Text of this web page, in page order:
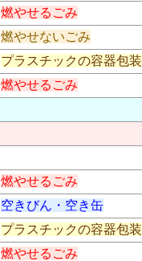
燃やせるごみ
燃やせないごみ
プラスチックの容器包装
燃やせるごみ
燃やせるごみ
空きびん・空き缶
プラスチックの容器包装
燃やせるごみ